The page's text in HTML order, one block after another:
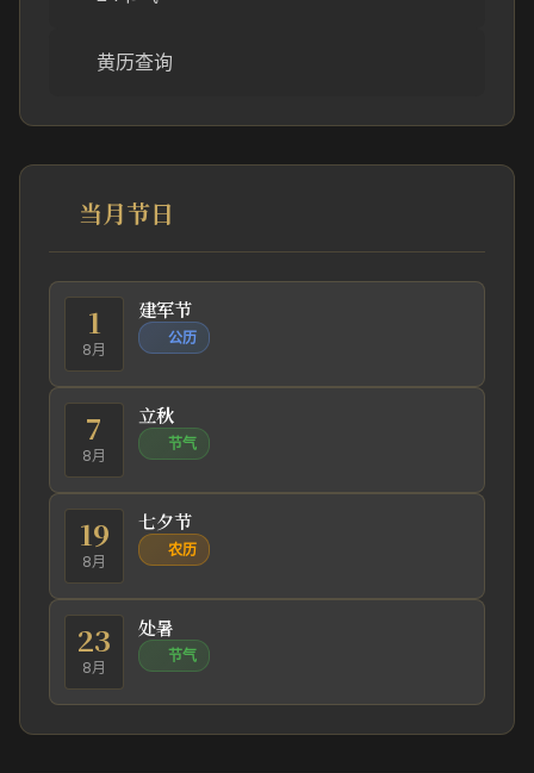
黄历查询
当月节日
1
8月
建军节
公历
7
8月
立秋
节气
19
8月
七夕节
农历
23
8月
处暑
节气